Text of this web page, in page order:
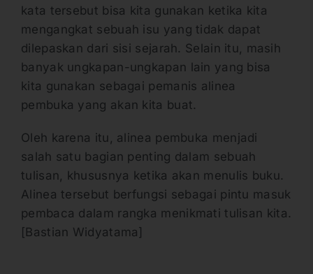
kata tersebut bisa kita gunakan ketika kita
mengangkat sebuah isu yang tidak dapat
dilepaskan dari sisi sejarah. Selain itu, masih
banyak ungkapan-ungkapan lain yang bisa
kita gunakan sebagai pemanis alinea
pembuka yang akan kita buat.
Oleh karena itu, alinea pembuka menjadi
salah satu bagian penting dalam sebuah
tulisan, khususnya ketika akan menulis buku.
Alinea tersebut berfungsi sebagai pintu masuk
pembaca dalam rangka menikmati tulisan kita.
[Bastian Widyatama]